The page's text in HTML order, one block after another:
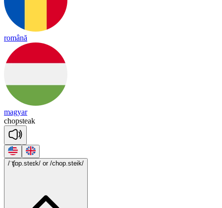
română
magyar
chopsteak
/ˈʧɒp.steɪk/ or /chop.steik/